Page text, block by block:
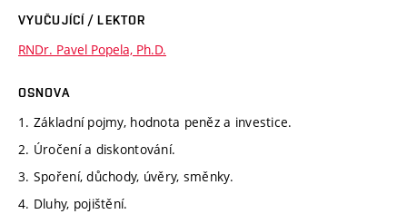
VYUČUJÍCÍ / LEKTOR
RNDr. Pavel Popela, Ph.D.
OSNOVA
1. Základní pojmy, hodnota peněz a investice.
2. Úročení a diskontování.
3. Spoření, důchody, úvěry, směnky.
4. Dluhy, pojištění.